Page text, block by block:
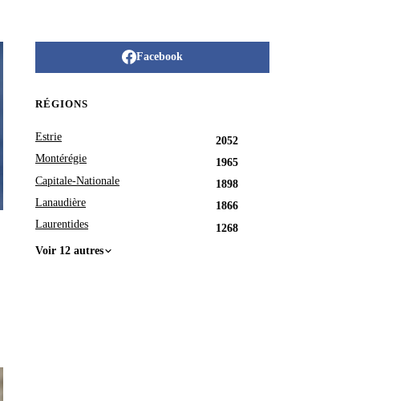
Facebook
RÉGIONS
Estrie
2052
Montérégie
1965
Capitale-Nationale
1898
Lanaudière
1866
Laurentides
1268
Voir 12 autres